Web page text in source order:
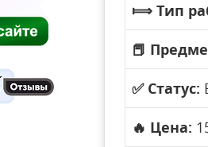
⟾ Тип
📕
✅ Статус:
🔥 Цена: